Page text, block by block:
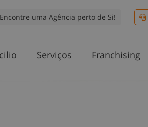
Encontre uma Agência perto de Si!
Serviços Franchising